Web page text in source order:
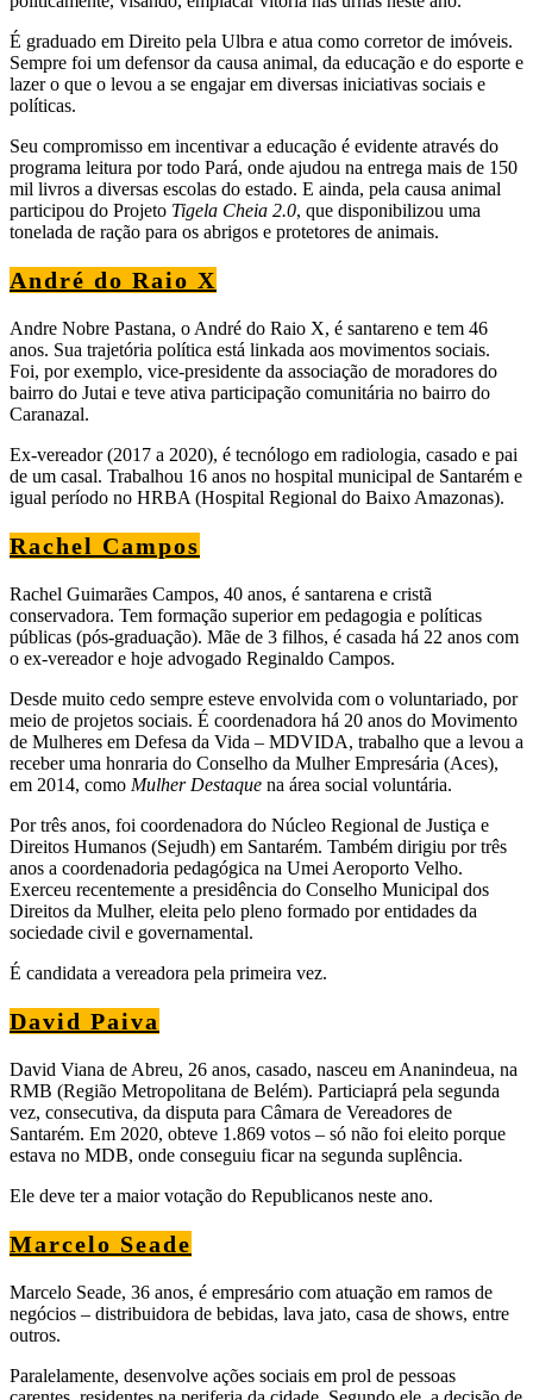
É graduado em Direito pela Ulbra e atua como corretor de imóveis.
Sempre foi um defensor da causa animal, da educação e do esporte e
lazer o que o levou a se engajar em diversas iniciativas sociais e
políticas.
Seu compromisso em incentivar a educação é evidente através do
programa leitura por todo Pará, onde ajudou na entrega mais de 150
mil livros a diversas escolas do estado. E ainda, pela causa animal
participou do Projeto Tigela Cheia 2.0, que disponibilizou uma
tonelada de ração para os abrigos e protetores de animais.
André do Raio X
Andre Nobre Pastana, o André do Raio X, é santareno e tem 46
anos. Sua trajetória política está linkada aos movimentos sociais.
Foi, por exemplo, vice-presidente da associação de moradores do
bairro do Jutai e teve ativa participação comunitária no bairro do
Caranazal.
Ex-vereador (2017 a 2020), é tecnólogo em radiologia, casado e pai
de um casal. Trabalhou 16 anos no hospital municipal de Santarém e
igual período no HRBA (Hospital Regional do Baixo Amazonas).
Rachel Campos
Rachel Guimarães Campos, 40 anos, é santarena e cristã
conservadora. Tem formação superior em pedagogia e políticas
públicas (pós-graduação). Mãe de 3 filhos, é casada há 22 anos com
o ex-vereador e hoje advogado Reginaldo Campos.
Desde muito cedo sempre esteve envolvida com o voluntariado, por
meio de projetos sociais. É coordenadora há 20 anos do Movimento
de Mulheres em Defesa da Vida – MDVIDA, trabalho que a levou a
receber uma honraria do Conselho da Mulher Empresária (Aces),
em 2014, como Mulher Destaque na área social voluntária.
Por três anos, foi coordenadora do Núcleo Regional de Justiça e
Direitos Humanos (Sejudh) em Santarém. Também dirigiu por três
anos a coordenadoria pedagógica na Umei Aeroporto Velho.
Exerceu recentemente a presidência do Conselho Municipal dos
Direitos da Mulher, eleita pelo pleno formado por entidades da
sociedade civil e governamental.
É candidata a vereadora pela primeira vez.
David Paiva
David Viana de Abreu, 26 anos, casado, nasceu em Ananindeua, na
RMB (Região Metropolitana de Belém). Particiaprá pela segunda
vez, consecutiva, da disputa para Câmara de Vereadores de
Santarém. Em 2020, obteve 1.869 votos – só não foi eleito porque
estava no MDB, onde conseguiu ficar na segunda suplência.
Ele deve ter a maior votação do Republicanos neste ano.
Marcelo Seade
Marcelo Seade, 36 anos, é empresário com atuação em ramos de
negócios – distribuidora de bebidas, lava jato, casa de shows, entre
outros.
Paralelamente, desenvolve ações sociais em prol de pessoas